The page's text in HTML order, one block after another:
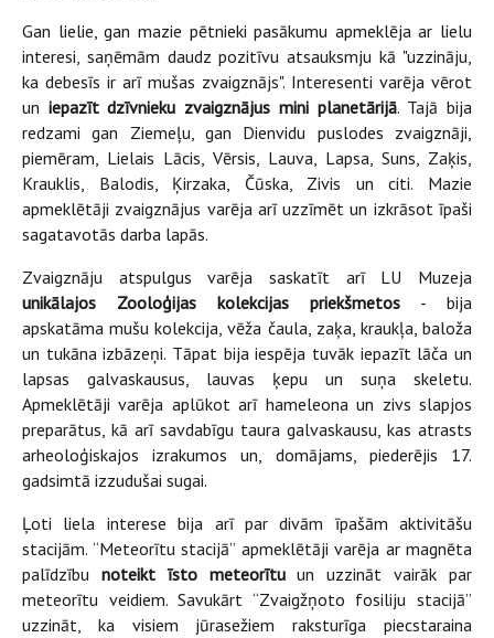
Gan lielie, gan mazie pētnieki pasākumu apmeklēja ar lielu
interesi, saņēmām daudz pozitīvu atsauksmju kā "uzzināju,
ka debesīs ir arī mušas zvaigznājs". Interesenti varēja vērot
un iepazīt dzīvnieku zvaigznājus mini planetārijā. Tajā bija
redzami gan Ziemeļu, gan Dienvidu puslodes zvaigznāji,
piemēram, Lielais Lācis, Vērsis, Lauva, Lapsa, Suns, Zaķis,
Krauklis, Balodis, Ķirzaka, Čūska, Zivis un citi. Mazie
apmeklētāji zvaigznājus varēja arī uzzīmēt un izkrāsot īpaši
sagatavotās darba lapās.
Zvaigznāju atspulgus varēja saskatīt arī LU Muzeja
unikālajos Zooloģijas kolekcijas priekšmetos - bija
apskatāma mušu kolekcija, vēža čaula, zaķa, kraukļa, baloža
un tukāna izbāzeņi. Tāpat bija iespēja tuvāk iepazīt lāča un
lapsas galvaskausus, lauvas ķepu un suņa skeletu.
Apmeklētāji varēja aplūkot arī hameleona un zivs slapjos
preparātus, kā arī savdabīgu taura galvaskausu, kas atrasts
arheoloģiskajos izrakumos un, domājams, piederējis 17.
gadsimtā izzudušai sugai.
Ļoti liela interese bija arī par divām īpašām aktivitāšu
stacijām. “Meteorītu stacijā” apmeklētāji varēja ar magnēta
palīdzību noteikt īsto meteorītuun uzzināt vairāk par
meteorītu veidiem. Savukārt “Zvaigžņoto fosiliju stacijā”
uzzināt, ka visiem jūrasežiem raksturīga piecstaraina